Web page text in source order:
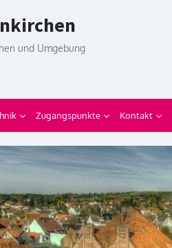
und Umgebung
Zugangspunkte Kontakt